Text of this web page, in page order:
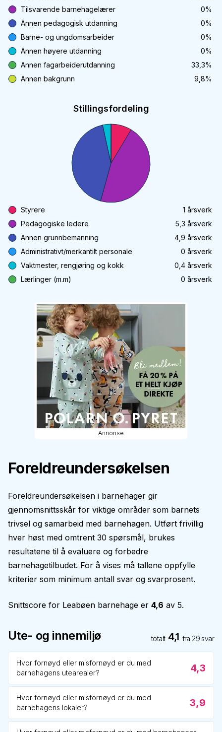
Tilsvarende barnehagelærer
0%
Annen pedagogisk utdanning
0%
Barne- og ungdomsarbeider
0%
Annen høyere utdanning
0%
Annen fagarbeiderutdanning
33,3%
Annen bakgrunn
9,8%
Stillingsfordeling
Styrere 1 årsverk
Pedagogiske ledere
5,3 årsverk
Annen grunnbemanning
4,9 årsverk
Administrativt/merkantilt personale
0 årsverk
Vaktmester, rengjøring og kokk
0,4 årsverk
Lærlinger (m.m)
0 årsverk
Annonse
Foreldreundersøkelsen
Foreldreundersøkelsen i barnehager gir
gjennomsnittsskår for viktige områder som barnets
trivsel og samarbeid med barnehagen. Utført frivillig
hver høst med omtrent 30 spørsmål, brukes
resultatene til å evaluere og forbedre
barnehagetilbudet. For å vises må tallene oppfylle
kriterier som minimum antall svar og svarprosent.
Snittscore for Leabøen barnehage er 4,6 av 5.
Ute- og innemiljø totalt 4,1 fra 29 svar
Hvor fornøyd eller misfornøyd er du med
barnehagens utearealer?
4,3
Hvor fornøyd eller misfornøyd er du med
barnehagens lokaler?
3,9